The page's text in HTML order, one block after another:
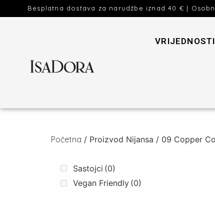
Besplatna dostava za narudžbe iznad 40 € |
VRIJEDNOSTI
Početna / Proizvod Nijansa / 09 Copper
Sastojci (0)
Vegan Friendly (0)